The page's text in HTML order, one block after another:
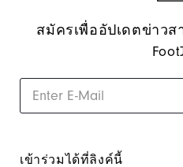
สมัครเพื่ออัปเดตข่าวส
เข้าร่วมได้ที่ลิงค์นี้